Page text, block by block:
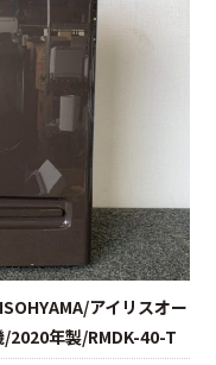
アイリスオー
2020年製/RMDK-40-T